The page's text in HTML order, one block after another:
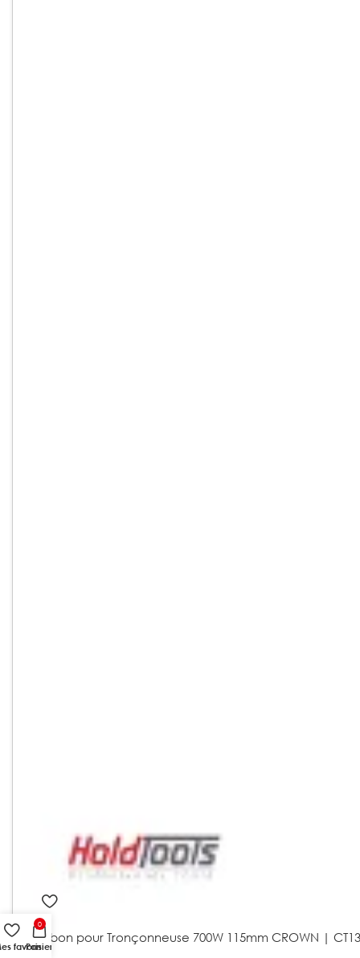
Charbon pour Tronçonneuse 700W 115mm CROWN |
favoris
0
Panier